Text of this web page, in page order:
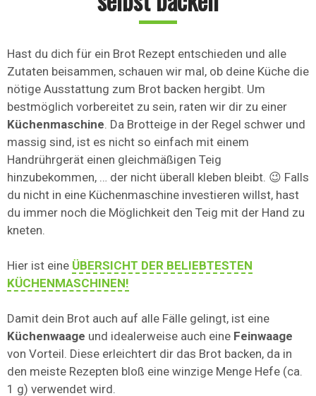
Hast du dich für ein Brot Rezept entschieden und alle
Zutaten beisammen, schauen wir mal, ob deine Küche die
nötige Ausstattung zum Brot backen hergibt. Um
bestmöglich vorbereitet zu sein, raten wir dir zu einer
Küchenmaschine. Da Brotteige in der Regel schwer und
massig sind, ist es nicht so einfach mit einem
Handrührgerät einen gleichmäßigen Teig
hinzubekommen, … der nicht überall kleben bleibt. 😉 Falls
du nicht in eine Küchenmaschine investieren willst, hast
du immer noch die Möglichkeit den Teig mit der Hand zu
kneten.
Hier ist eine ÜBERSICHT DER BELIEBTESTEN
KÜCHENMASCHINEN!
Damit dein Brot auch auf alle Fälle gelingt, ist eine
Küchenwaage und idealerweise auch eine Feinwaage
von Vorteil. Diese erleichtert dir das Brot backen, da in
den meiste Rezepten bloß eine winzige Menge Hefe (ca.
1 g) verwendet wird.